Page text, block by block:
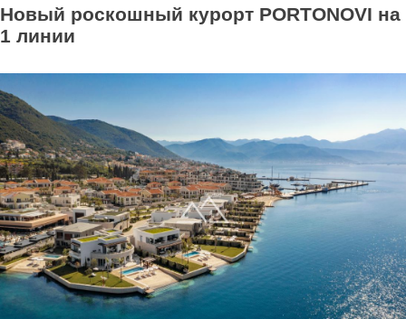
Новый роскошный курорт PORTONOVI на
1 линии